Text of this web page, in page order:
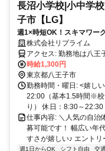
長沼小学校|小中学
子市【LG】
週1×時短OK！スキマワー
株式会社リプライム
アクセス: 勤務地は八王子市内の全域にあります！ ※ご希望のエリ
ア、勤務地をご相談下さい ▼最寄り駅（例） 八王子駅 高尾山口
尾駅 八王子みなみ野駅
駅 京王堀之内駅 小宮駅
倉駅 中央大学・明星大
長沼駅 清滝駅周辺情報
ク・自転車通勤OKです
時給1,300円
東京都八王子市
勤務時間・曜日: <嬉し
22:00（基本1.5時間※校
り） 休日：8:30～
仕事内容: ＼人気の自治
募可能です！ 幅広い年
すさが嬉しい♪ エント
週1日からOK シフト自由 交